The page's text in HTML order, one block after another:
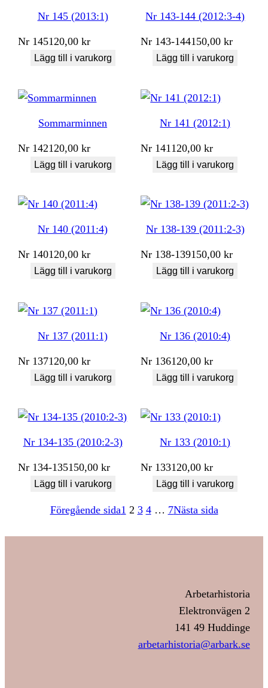
Nr 145 (2013:1)
Nr 145120,00kr
Lägg till i varukorg
Nr 143-144 (2012:3-4)
Nr 143-144150,00kr
Lägg till i varukorg
Sommarminnen
Nr 142120,00kr
Lägg till i varukorg
Nr 141 (2012:1)
Nr 141 120,00kr
Lägg till i varukorg
Nr 140 (2011:4)
Nr 140120,00kr
Lägg till i varukorg
Nr 138-139 (2011:2-3)
Nr 138-139150,00kr
Lägg till i varukorg
Nr 137 (2011:1)
Nr 137120,00kr
Lägg till i varukorg
Nr 136 (2010:4)
Nr 136120,00kr
Lägg till i varukorg
Nr 134-135 (2010:2-3)
Nr 134-135150,00kr
Lägg till i varukorg
Nr 133 (2010:1)
Nr 133120,00kr
Lägg till i varukorg
Föregående sida1 2 3 4 … 7Nästa sida
Arbetarhistoria
Elektronvägen 2
141 49 Huddinge
arbetarhistoria@arbark.se